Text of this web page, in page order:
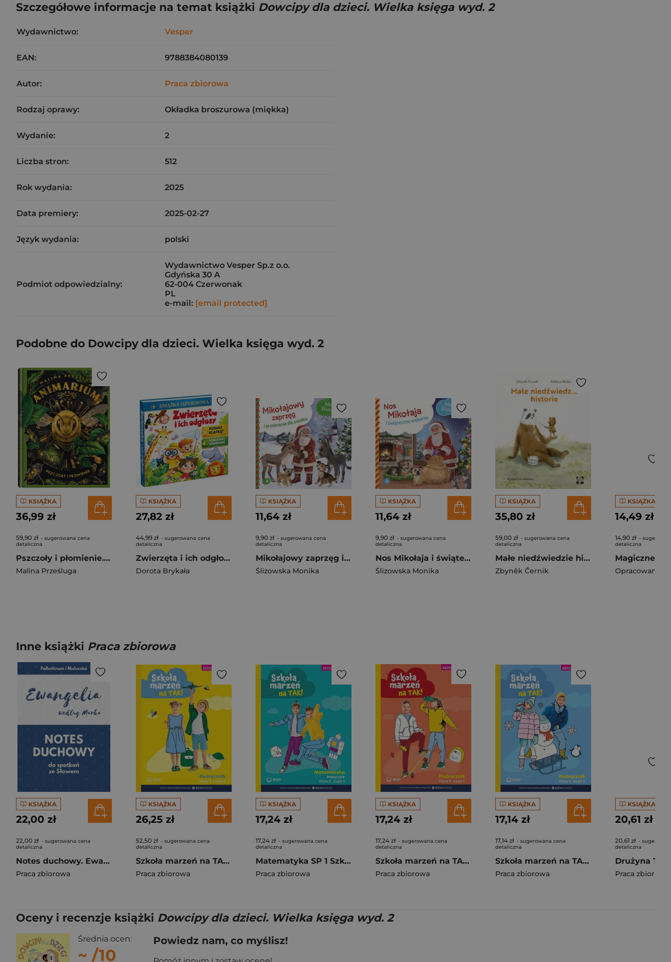
Szczegółowe informacje na temat książki Dowcipy dla dzieci. Wielka księga wyd. 2
Wydawnictwo: Vesper
EAN: 9788384080139
Autor: Praca zbiorowa
Rodzaj oprawy: Okładka broszurowa (miękka)
Wydanie: 2
Liczba stron: 512
Rok wydania: 2025
Data premiery: 2025-02-27
Język wydania: polski
Podmiot odpowiedzialny:
Wydawnictwo Vesper Sp.z o.o.
Gdyńska 30 A
62-004 Czerwonak
PL
e-mail: [email protected]
Podobne do Dowcipy dla dzieci. Wielka księga wyd. 2
KSIĄŻKA
36,99 zł
59,90 zł - sugerowana cena
detaliczna
Pszczoły i płomienie. Animarium. Tom 2
Malina Prześluga
KSIĄŻKA
27,82 zł
44,99 zł - sugerowana cena
detaliczna
Zwierzęta i ich odgłosy
Dorota Brykała
KSIĄŻKA
11,64 zł
9,90 zł - sugerowana cena
detaliczna
Mikołajowy zaprzęg i przebranie dla osiołka
Ślizowska Monika
KSIĄŻKA
11,64 zł
9,90 zł - sugerowana cena
detaliczna
Nos Mikołaja i świąteczne sreberko
Ślizowska Monika
KSIĄŻKA
35,80 zł
59,00 zł - sugerowana cena
detaliczna
Małe niedźwiedzie historie
Zbynêk Černik
KSIĄŻKA
14,49 zł
14,90 zł -
detaliczna
Opracowanie
Inne książki Praca zbiorowa
KSIĄŻKA
22,00 zł
22,00 zł - sugerowana cena
detaliczna
Notes duchowy. Ewangelia wg. Marka
Praca zbiorowa
KSIĄŻKA
26,25 zł
52,50 zł - sugerowana cena
detaliczna
Szkoła marzeń na TAK SP 1 podr. cz.4
Praca zbiorowa
KSIĄŻKA
17,24 zł
17,24 zł - sugerowana cena
detaliczna
Matematyka SP 1 Szkoła marzeń na TAK podr cz.1
Praca zbiorowa
KSIĄŻKA
17,24 zł
17,24 zł - sugerowana cena
detaliczna
Szkoła marzeń na TAK SP 1 podr. cz.1
Praca zbiorowa
KSIĄŻKA
17,14 zł
17,14 zł - sugerowana cena
detaliczna
Szkoła marzeń na TAK SP 1 podr. cz.2
Praca zbiorowa
KSIĄŻKA
20,61 zł
20,61 zł -
detaliczna
Praca zbiorowa
Oceny i recenzje książki Dowcipy dla dzieci. Wielka księga wyd. 2
Średnia ocen:
~ /10
Powiedz nam, co myślisz!